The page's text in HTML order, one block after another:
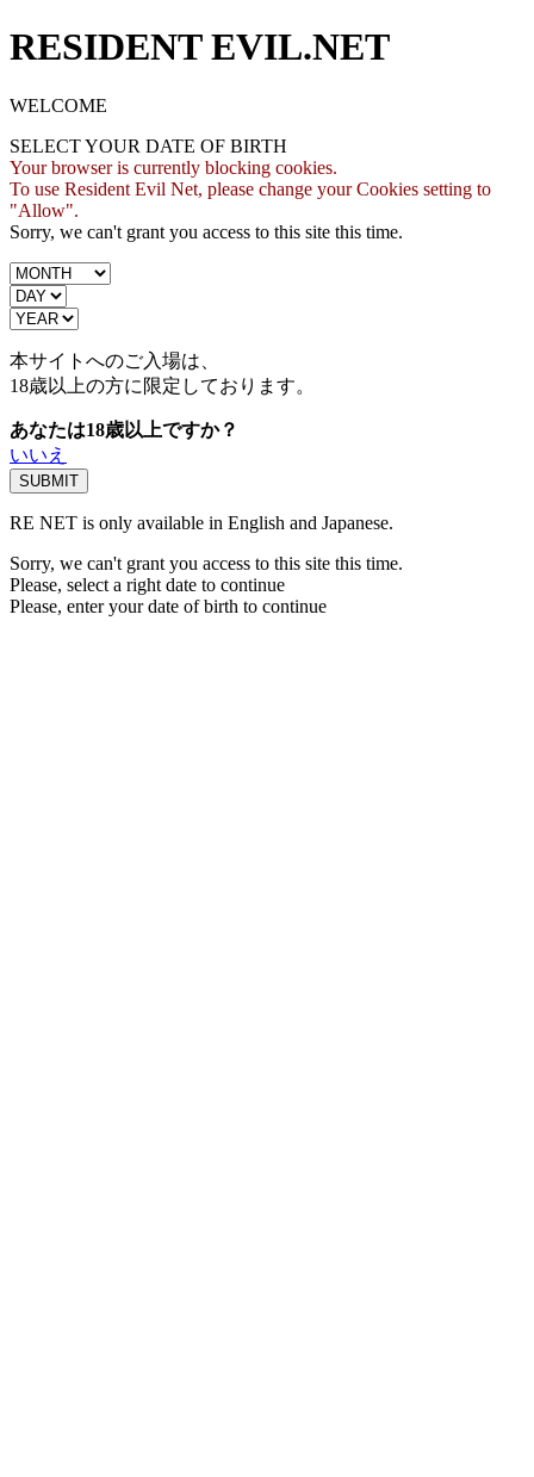
RESIDENT EVIL.NET
WELCOME
SELECT YOUR DATE OF BIRTH
Your browser is currently blocking cookies.
To use Resident Evil Net, please change your Cookies setting to
"Allow".
Sorry, we can't grant you access to this site this time.
本サイトへのご入場は、
18歳以上の方に限定しております。
あなたは18歳以上ですか？
いいえ
RE NET is only available in English and Japanese.
Sorry, we can't grant you access to this site this time.
Please, select a right date to continue
Please, enter your date of birth to continue